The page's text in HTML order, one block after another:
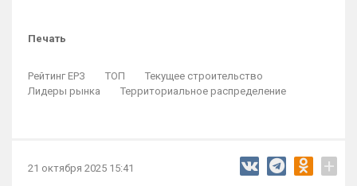
Печать
Рейтинг ЕРЗ ТОП
Текущее строительство
Лидеры рынка
Территориальное распределение
21 октября 2025 15:41 +